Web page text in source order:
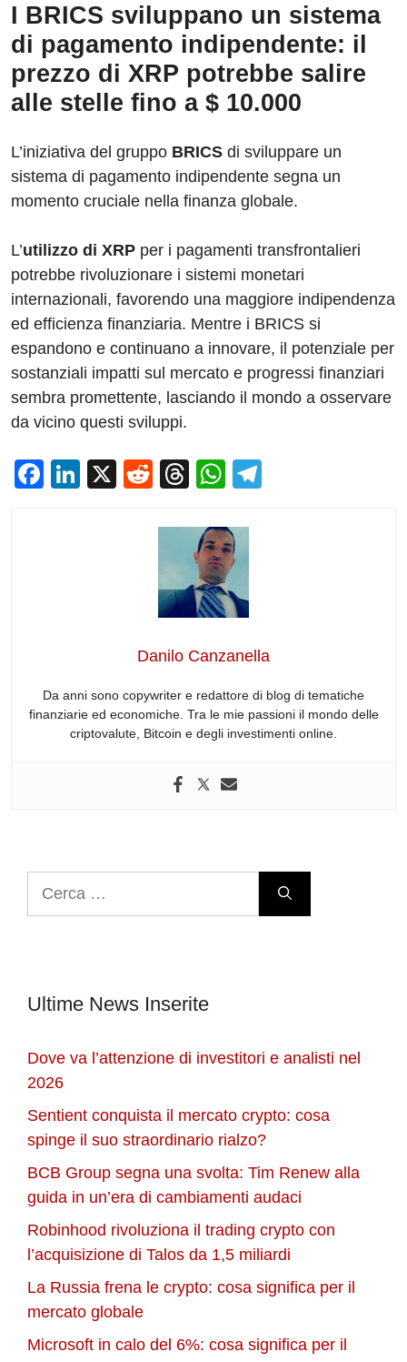
I BRICS sviluppano un sistema
di pagamento indipendente: il
prezzo di XRP potrebbe salire
alle stelle fino a $ 10.000
L’iniziativa del gruppo BRICS di sviluppare un
sistema di pagamento indipendente segna un
momento cruciale nella finanza globale.
L’utilizzo di XRP per i pagamenti transfrontalieri
potrebbe rivoluzionare i sistemi monetari
internazionali, favorendo una maggiore indipendenza
ed efficienza finanziaria. Mentre i BRICS si
espandono e continuano a innovare, il potenziale per
sostanziali impatti sul mercato e progressi finanziari
sembra promettente, lasciando il mondo a osservare
da vicino questi sviluppi.
F
Li
X
R
d
di
t
T
e
a
d
s
W
at
s
A
p
p
Danilo Canzanella
Da anni sono copywriter e redattore di blog di tematiche
finanziarie ed economiche. Tra le mie passioni il mondo delle
criptovalute, Bitcoin e degli investimenti online.
Ultime News Inserite
Dove va l’attenzione di investitori e analisti nel
2026
Sentient conquista il mercato crypto: cosa
spinge il suo straordinario rialzo?
BCB Group segna una svolta: Tim Renew alla
guida in un’era di cambiamenti audaci
Robinhood rivoluziona il trading crypto con
l’acquisizione di Talos da 1,5 miliardi
La Russia frena le crypto: cosa significa per il
mercato globale
Microsoft in calo del 6%: cosa significa per il